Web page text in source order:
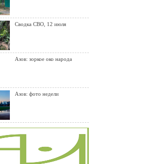
Сводка СВО, 12 июля
Азов: зоркое око народа
Азов: фото недели